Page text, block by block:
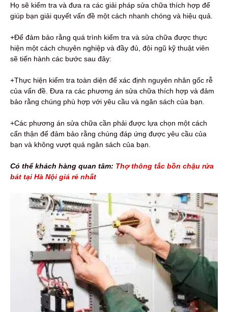
Họ sẽ kiểm tra và đưa ra các giải pháp sửa chữa thích hợp để
giúp bạn giải quyết vấn đề một cách nhanh chóng và hiệu quả.
+Để đảm bảo rằng quá trình kiểm tra và sửa chữa được thực
hiện một cách chuyên nghiệp và đầy đủ, đội ngũ kỹ thuật viên
sẽ tiến hành các bước sau đây:
+Thực hiện kiểm tra toàn diện để xác định nguyên nhân gốc rễ
của vấn đề. Đưa ra các phương án sửa chữa thích hợp và đảm
bảo rằng chúng phù hợp với yêu cầu và ngân sách của bạn.
+Các phương án sửa chữa cần phải được lựa chọn một cách
cẩn thận để đảm bảo rằng chúng đáp ứng được yêu cầu của
bạn và không vượt quá ngân sách của bạn.
Có thể khách hàng quan tâm: Thợ thông tắc bồn chậu rửa
bát tại Hà Nội giá rẻ nhất